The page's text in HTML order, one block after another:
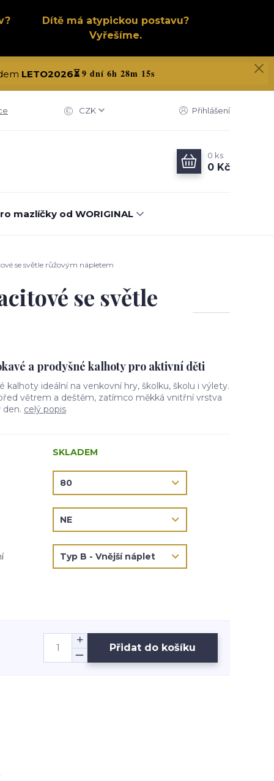
Dítě má atypickou postavu?
Vyřešíme.
LETO2026⏳9 dní 6h 28m 14s
CZK Přihlášení
0 ks
0 Kč
mazlíčky od WORIGINAL
se světle růžovým nápletem
se světle
a prodyšné kalhoty pro aktivní děti
kalhoty ideální na venkovní hry, školku, školu i výlety.
větrem a deštěm, zatímco měkká vnitřní vrstva
den. celý popis
SKLADEM
Přidat do košíku